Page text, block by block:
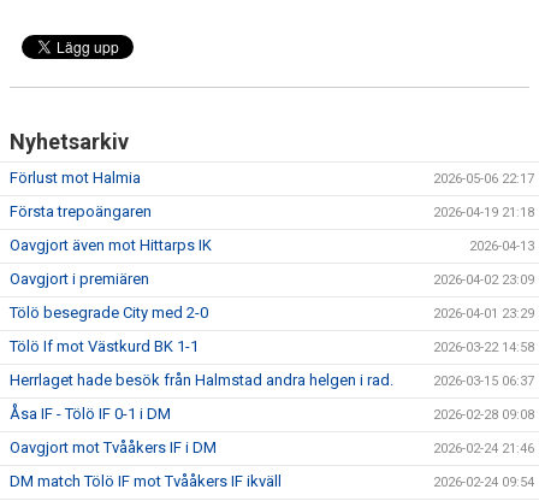
Nyhetsarkiv
Förlust mot Halmia 2026-05-06 22:17
Första trepoängaren 2026-04-19 21:18
Oavgjort även mot Hittarps IK 2026-04-13
Oavgjort i premiären 2026-04-02 23:09
Tölö besegrade City med 2-0 2026-04-01 23:29
Tölö If mot Västkurd BK 1-1 2026-03-22 14:58
Herrlaget hade besök från Halmstad andra helgen i rad. 2026-03-15 06:37
Åsa IF - Tölö IF 0-1 i DM 2026-02-28 09:08
Oavgjort mot Tvååkers IF i DM 2026-02-24 21:46
DM match Tölö IF mot Tvååkers IF ikväll 2026-02-24 09:54